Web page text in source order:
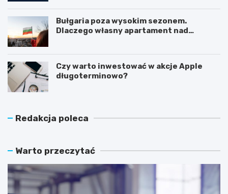
Bułgaria poza wysokim sezonem.
Dlaczego własny apartament nad
Czy warto inwestować w akcje Apple
długoterminowo?
Redakcja poleca
Warto przeczytać